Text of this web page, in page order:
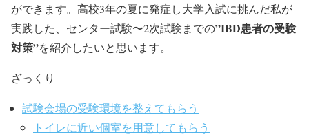
ができます。高校3年の夏に発症し大学入試に挑んだ私が
実践した、センター試験〜2次試験までの”IBD患者の受験
対策”を紹介したいと思います。
ざっくり
試験会場の受験環境を整えてもらう
トイレに近い個室を用意してもらう